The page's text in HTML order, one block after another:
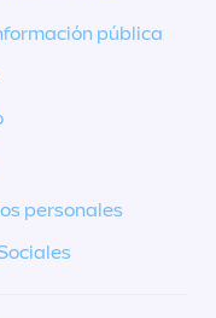
pública
personales